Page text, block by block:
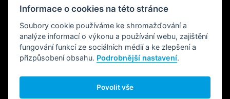
IČO: 29057752
DIČ: CZ29057752
Číslo depozitního účtu r. k.:
2202612637 / 2010
SLEDUJTE NÁS
Informace o cookies na této stránce
Soubory cookie používáme ke shromažďování a
analýze informací o výkonu a používání webu, zajištění
fungování funkcí ze sociálních médií a ke zlepšení a
přizpůsobení obsahu. Podrobnější nastavení.
Povolit vše